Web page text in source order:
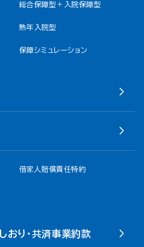
総合保障型＋入院保障型
熟年入院型
保障シミュレーション
借家人賠償責任特約
おり・共済事業約款